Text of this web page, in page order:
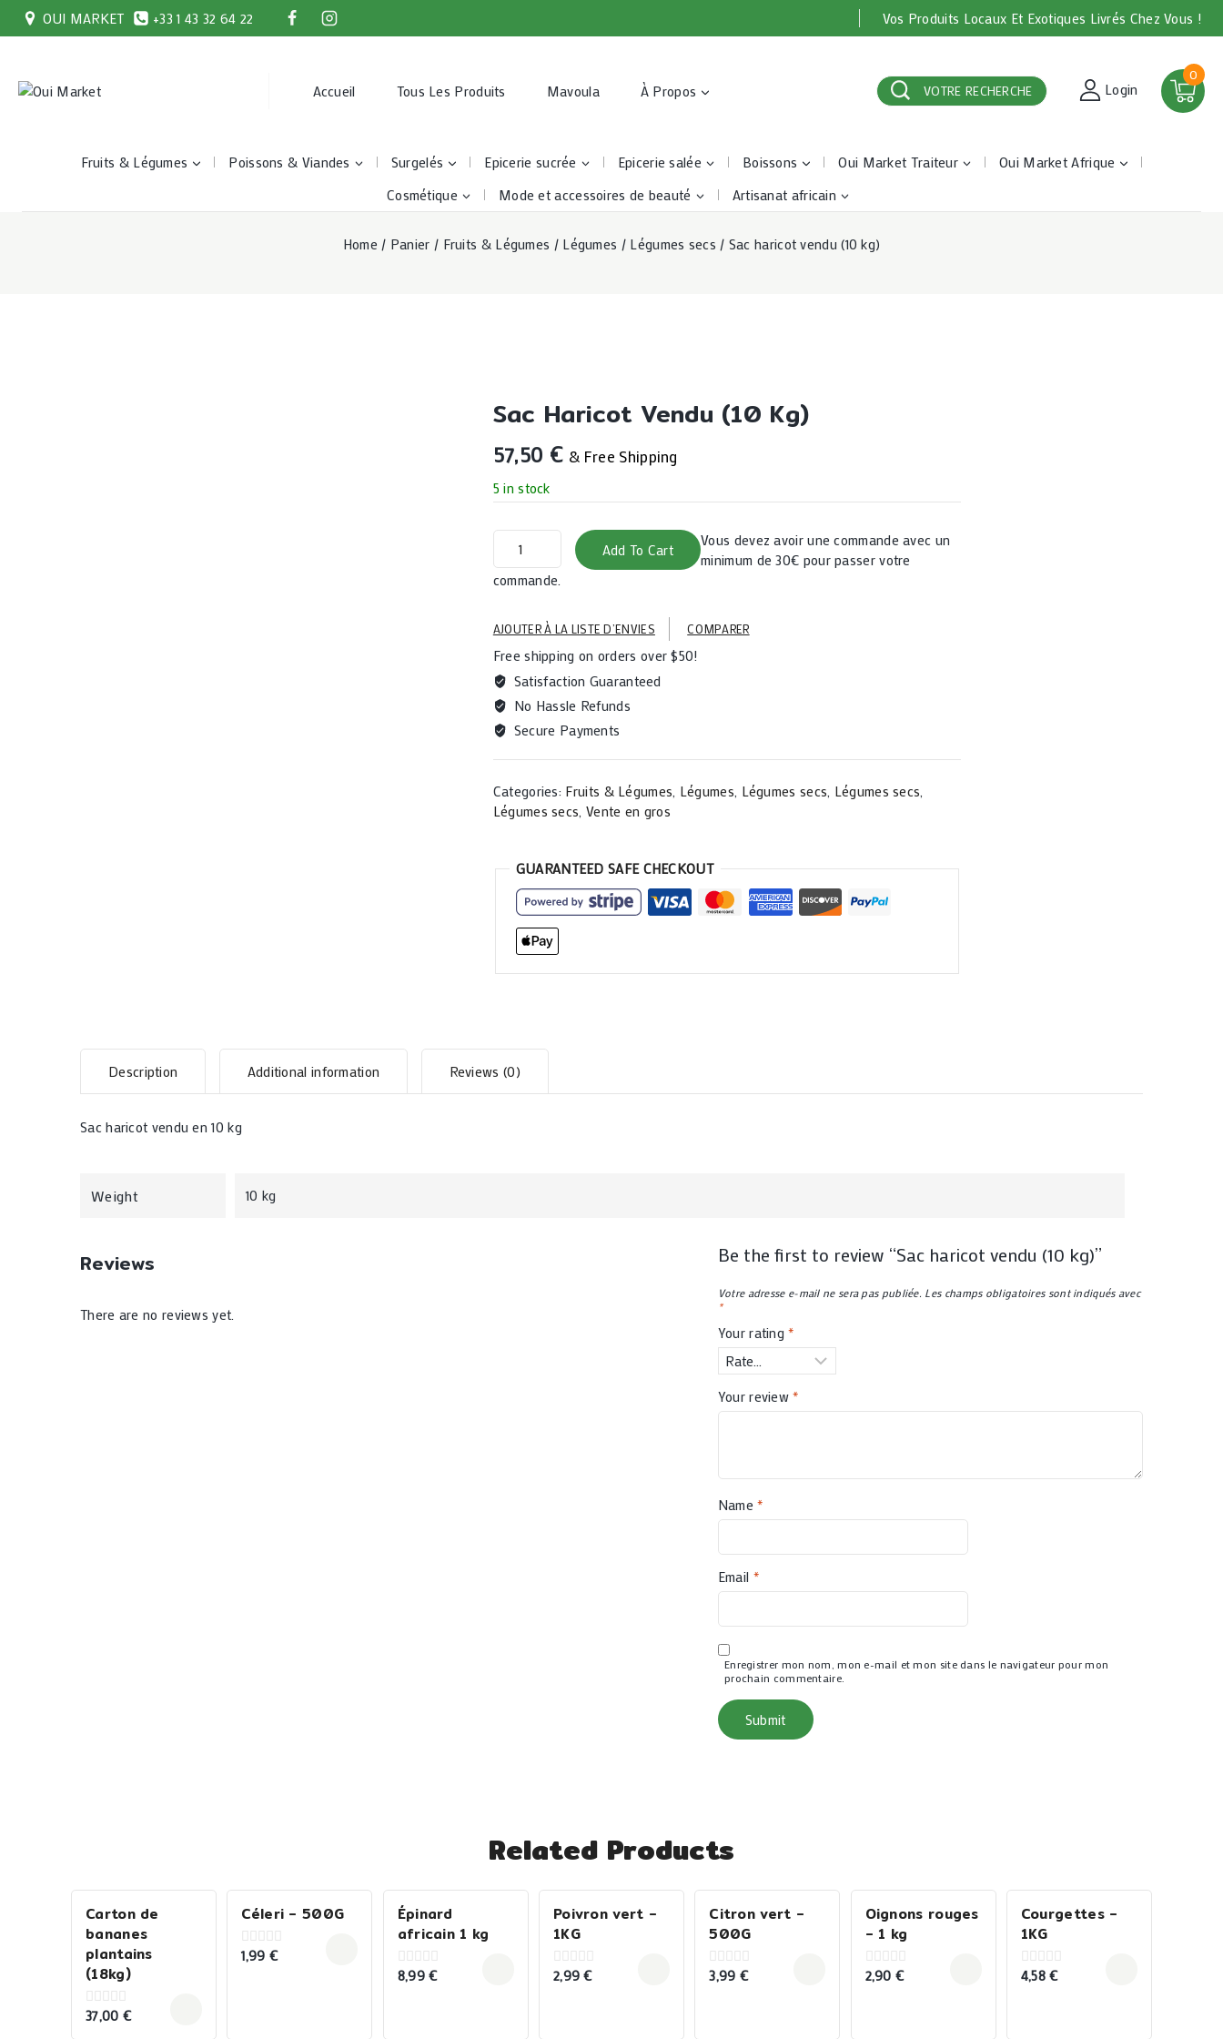
OUI MARKET +33 1 43 32 64 22 Vos Produits Locaux Et Exotiques Livrés Chez Vous !
Accueil Tous Les Produits Mavoula À Propos VOTRE RECHERCHE Login
0
Fruits & Légumes Poissons & Viandes Surgelés Epicerie sucrée Epicerie salée Boissons Oui Market Traiteur
Oui Market Afrique
Cosmétique
Mode et accessoires de beauté Artisanat africain
Home / Panier / Fruits & Légumes / Légumes / Légumes secs / Sac haricot vendu (10 kg)
Sac Haricot Vendu (10 Kg)
57,50 € & Free Shipping
5 in stock
haricot
vendu
quantity
Add To Cart
Vous devez avoir une commande avec un
minimum de 30€ pour passer votre
commande.
AJOUTER À LA LISTE D’ENVIES COMPARER
Free shipping on orders over $50!
Satisfaction Guaranteed
No Hassle Refunds
Secure Payments
Categories: Fruits & Légumes, Légumes, Légumes secs, Légumes secs,
Légumes secs,Vente en gros
GUARANTEED SAFE CHECKOUT
Description Additional information Reviews (0)
Sac haricot vendu en 10 kg
Weight 10 kg
Reviews
There are no reviews yet.
Be the first to review “Sac haricot vendu (10 kg)”
Votre adresse e-mail ne sera pas publiée. Les champs obligatoires sont indiqués avec
*
Your rating*
Your review*
Name*
Email *
Enregistrer mon nom, mon e-mail et mon site dans le navigateur pour mon
prochain commentaire.
Related Products
Carton de
bananes
plantains
(18kg)
0
37,00 €
Céleri – 500G
0
1,99 €
Épinard
africain 1 kg
0
8,99€
Poivron vert –
1KG
0
2,99€
Citron vert –
500G
0
3,99 €
Oignons rouges
– 1 kg
0
2,90€
Courgettes –
1KG
0
4,58€